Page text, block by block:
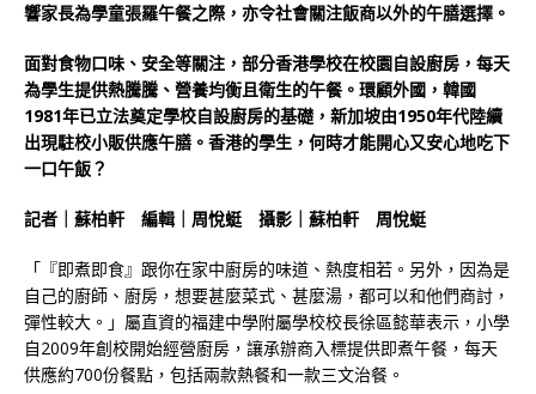
響家長為學童張羅午餐之際，亦令社會關注飯商以外的午膳選擇。
面對食物口味、安全等關注，部分香港學校在校園自設廚房，每天
為學生提供熱騰騰、營養均衡且衛生的午餐。環顧外國，韓國
1981年已立法奠定學校自設廚房的基礎，新加坡由1950年代陸續
出現駐校小販供應午膳。香港的學生，何時才能開心又安心地吃下
一口午飯？
記者｜蘇柏軒 編輯｜周悅蜓 攝影｜蘇柏軒 周悅蜓
「『即煮即食』跟你在家中廚房的味道、熱度相若。另外，因為是
自己的廚師、廚房，想要甚麼菜式、甚麼湯，都可以和他們商討，
彈性較大。」屬直資的福建中學附屬學校校長徐區懿華表示，小學
自2009年創校開始經營廚房，讓承辦商入標提供即煮午餐，每天
供應約700份餐點，包括兩款熱餐和一款三文治餐。